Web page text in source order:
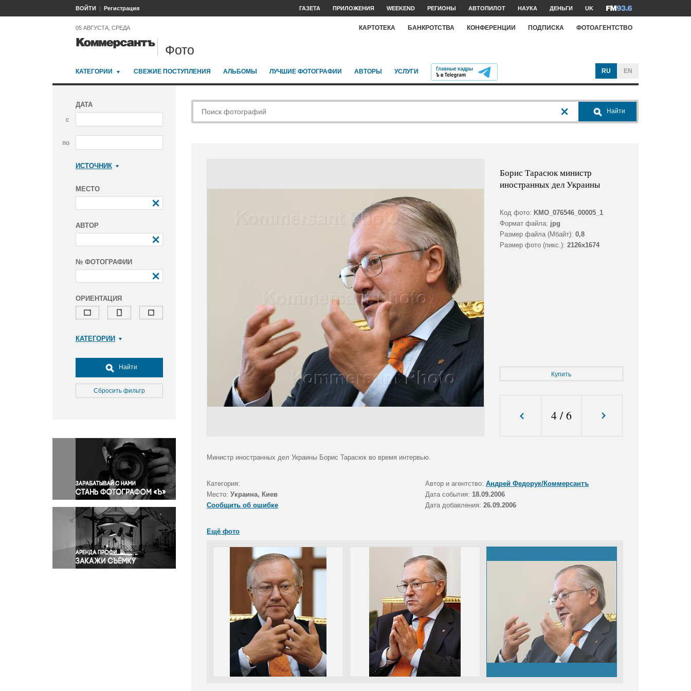
ВОЙТИ Регистрация ГАЗЕТА ПРИЛОЖЕНИЯ WEEKEND РЕГИОНЫ АВТОПИЛОТ НАУКА ДЕНЬГИ UK
05 АВГУСТА, СРЕДА КАРТОТЕКА БАНКРОТСТВА КОНФЕРЕНЦИИ ПОДПИСКА ФОТОАГЕНТСТВО
Фото
КАТЕГОРИИ СВЕЖИЕ ПОСТУПЛЕНИЯ АЛЬБОМЫ ЛУЧШИЕ ФОТОГРАФИИ АВТОРЫ УСЛУГИ RU EN
ДАТА
с
по
ИСТОЧНИК
МЕСТО
АВТОР
№ ФОТОГРАФИИ
ОРИЕНТАЦИЯ
КАТЕГОРИИ
Досуг, туризм и отдых
Культура
Медицина
Окружающая среда
Политика
Правосудие
Происшествия и конфликты
Религия
Светская жизнь
Спорт
Экология
Экономика и бизнес
Найти
Сбросить фильтр
Найти
Борис Тарасюк министр
иностранных дел Украины
Код фото: KMO_076546_00005_1
Формат файла: jpg
Размер файла (Мбайт): 0,8
Размер фото (пикс.): 2126x1674
Купить
4/6
Министр иностранных дел Украины Борис Тарасюк во время интервью.
Категория: Автор и агентство: Андрей Федорук/Коммерсантъ
Место: Украина, Киев Дата события: 18.09.2006
Сообщить об ошибке
Дата добавления: 26.09.2006
Ещё фото